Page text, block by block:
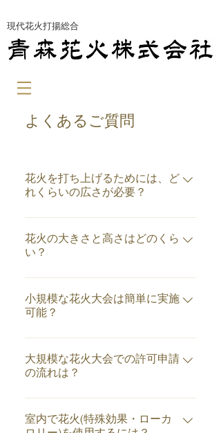
​現代花火打揚総合
よくあるご質問
花火を打ち上げるためには、ど
れくらいの広さが必要？
打上げる花火の大きさや都道府県
により違います。（大きさについ
ては別途「大きさと高さの比較」
上げる場合には、打上地点を中心
としておおむね次の広さが必要と
なります。 ​ この距離は「保安距
離」と言われ、建物や道路から打
上地点まで最低でも離さなければ
ならない距離となって います。 ​ ​​
ない距離 ２級＝打ち上げる花
火玉に紐や取手を取り付け、確実
花火の大きさと高さはどのくら
い？
花火が打ち上がって上空で開く大
きさ、どの位の高さで開くかのお
およその数値は下記の通りです。
玉でも、見ごたえ十分です。 ３号
玉～４号玉クラスではプライベー
ト花火で打ち上げた場合、迫力も
十分な大輪の花を咲かせることが
できます。
小規模な花火大会は簡単に実施
可能？
可能です。ただし消防署などへ届
出が必要になります。 ​ 厳密に言い
ますと本来、火薬類を消費するに
可が必要となるのですが、 下記の
数量以下の場合は「管轄する消防
大規模な花火大会での許可申請
の流れは？
​許可申請が必要な花火大会の場合
は、最低でも１ヵ月以上前までに
室内で花火(特殊効果・ローカ